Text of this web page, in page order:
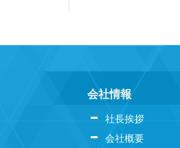
会社情報
社長挨拶
会社概要